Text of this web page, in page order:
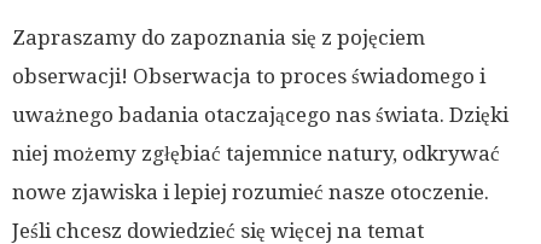
Zapraszamy do zapoznania się z pojęciem
obserwacji! Obserwacja to proces świadomego i
uważnego badania otaczającego nas świata. Dzięki
niej możemy zgłębiać tajemnice natury, odkrywać
nowe zjawiska i lepiej rozumieć nasze otoczenie.
Jeśli chcesz dowiedzieć się więcej na temat